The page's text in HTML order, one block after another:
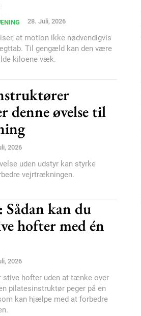
Plans
28. Juli, 2026
at motion ikke nødvendigvis
Til gengæld kan den være
kiloene væk.
denne øvelse til
2026
uden udstyr kan styrke
vejrtrækningen.
Sådan kan du
hofter med én
2026
stive hofter uden at tænke over
pilatesinstruktør peger på en
kan hjælpe med at forbedre